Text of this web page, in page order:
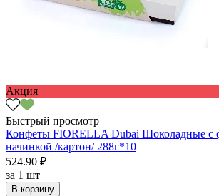
Акция
Быстрый просмотр
Конфеты FIORELLA Dubai Шоколадные с
начинкой /картон/ 288г*10
524.90 ₽
за 1 шт
В корзину